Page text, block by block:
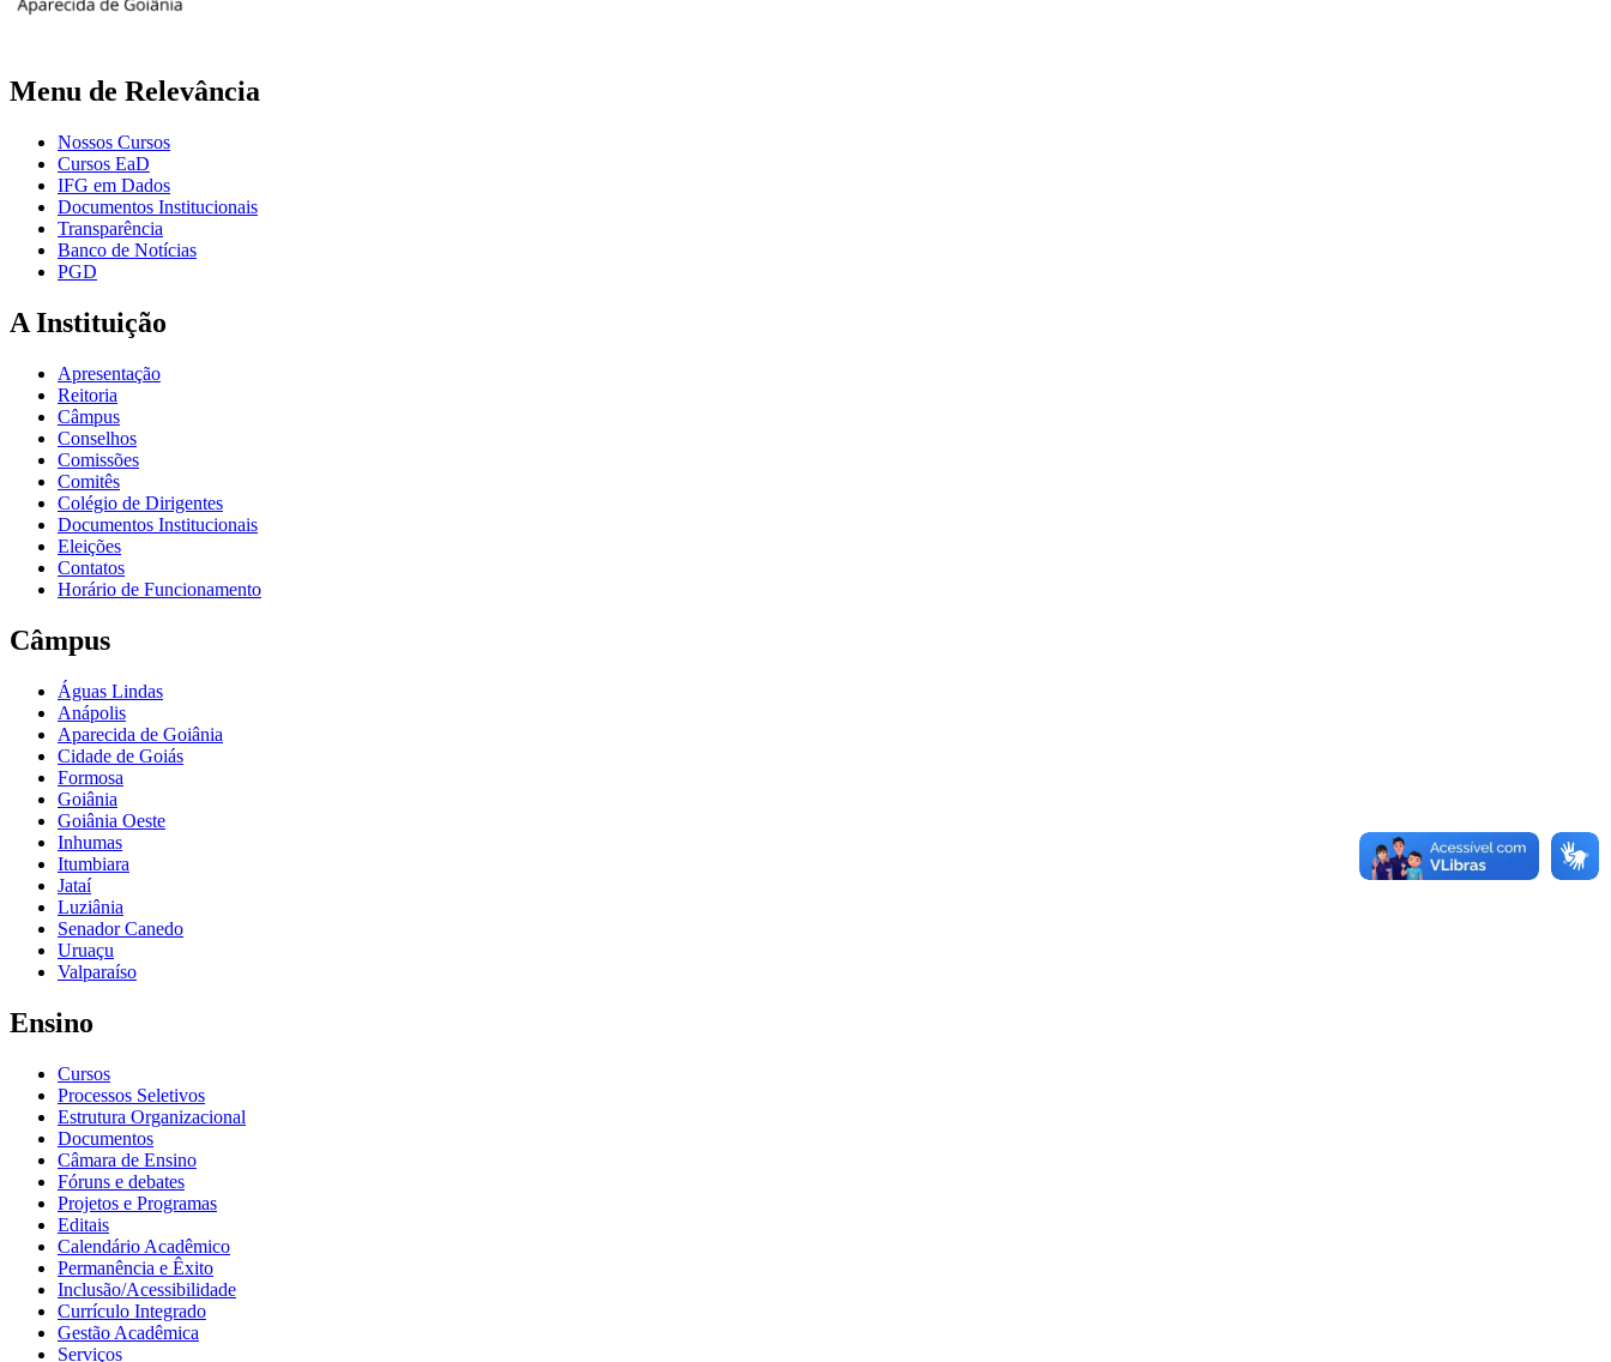
Menu de Relevância
Nossos Cursos
Cursos EaD
IFG em Dados
Documentos Institucionais
Transparência
Banco de Notícias
PGD
A Instituição
Apresentação
Reitoria
Câmpus
Conselhos
Comissões
Comitês
Colégio de Dirigentes
Documentos Institucionais
Eleições
Contatos
Horário de Funcionamento
Câmpus
Águas Lindas
Anápolis
Aparecida de Goiânia
Cidade de Goiás
Formosa
Goiânia
Goiânia Oeste
Inhumas
Itumbiara
Jataí
Luziânia
Senador Canedo
Uruaçu
Valparaíso
Ensino
Cursos
Processos Seletivos
Estrutura Organizacional
Documentos
Câmara de Ensino
Fóruns e debates
Projetos e Programas
Editais
Calendário Acadêmico
Permanência e Êxito
Inclusão/Acessibilidade
Currículo Integrado
Gestão Acadêmica
Serviços